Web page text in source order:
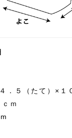
．５（たて）×１
ｍ